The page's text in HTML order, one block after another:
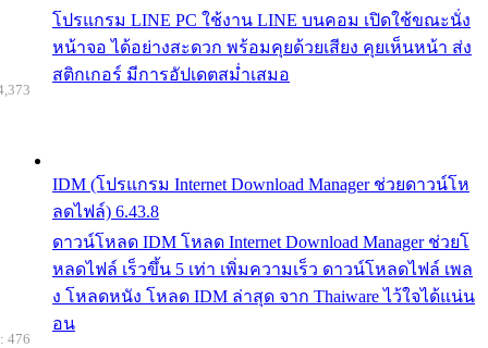
โปรแกรม LINE PC ใช้งาน LINE บนคอม เปิดใช้ขณะนั่ง
หน้าจอ ได้อย่างสะดวก พร้อมคุยด้วยเสียง คุยเห็นหน้า ส่ง
สติกเกอร์ มีการอัปเดตสม่ำเสมอ
IDM (โปรแกรม Internet Download Manager ช่วยดาวน์โห
ลดไฟล์) 6.43.8
ดาวน์โหลด IDM โหลด Internet Download Manager ช่วยโ
หลดไฟล์ เร็วขึ้น 5 เท่า เพิ่มความเร็ว ดาวน์โหลดไฟล์ เพล
ง โหลดหนัง โหลด IDM ล่าสุด จาก Thaiware ไว้ใจได้แน่น
อน
476